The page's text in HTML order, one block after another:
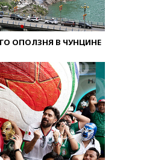
ОПОЛЗНЯ В ЧУНЦИНЕ